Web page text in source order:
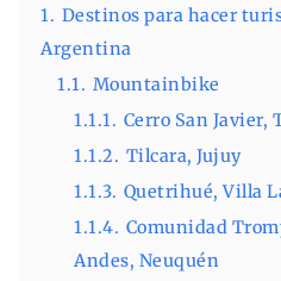
1. Destinos para hacer
Argentina
1.1. Mountainbike
1.1.1. Cerro San Javier,
1.1.2. Tilcara, Jujuy
1.1.3. Quetrihué, Villa
1.1.4. Comunidad
Andes, Neuquén